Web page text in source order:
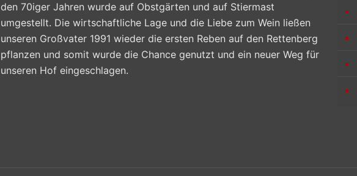
den 70iger Jahren wurde auf Obstgärten und auf Stiermast
umgestellt. Die wirtschaftliche Lage und die Liebe zum Wein ließen
unseren Großvater 1991 wieder die ersten Reben auf den Rettenberg
pflanzen und somit wurde die Chance genutzt und ein neuer Weg für
unseren Hof eingeschlagen.